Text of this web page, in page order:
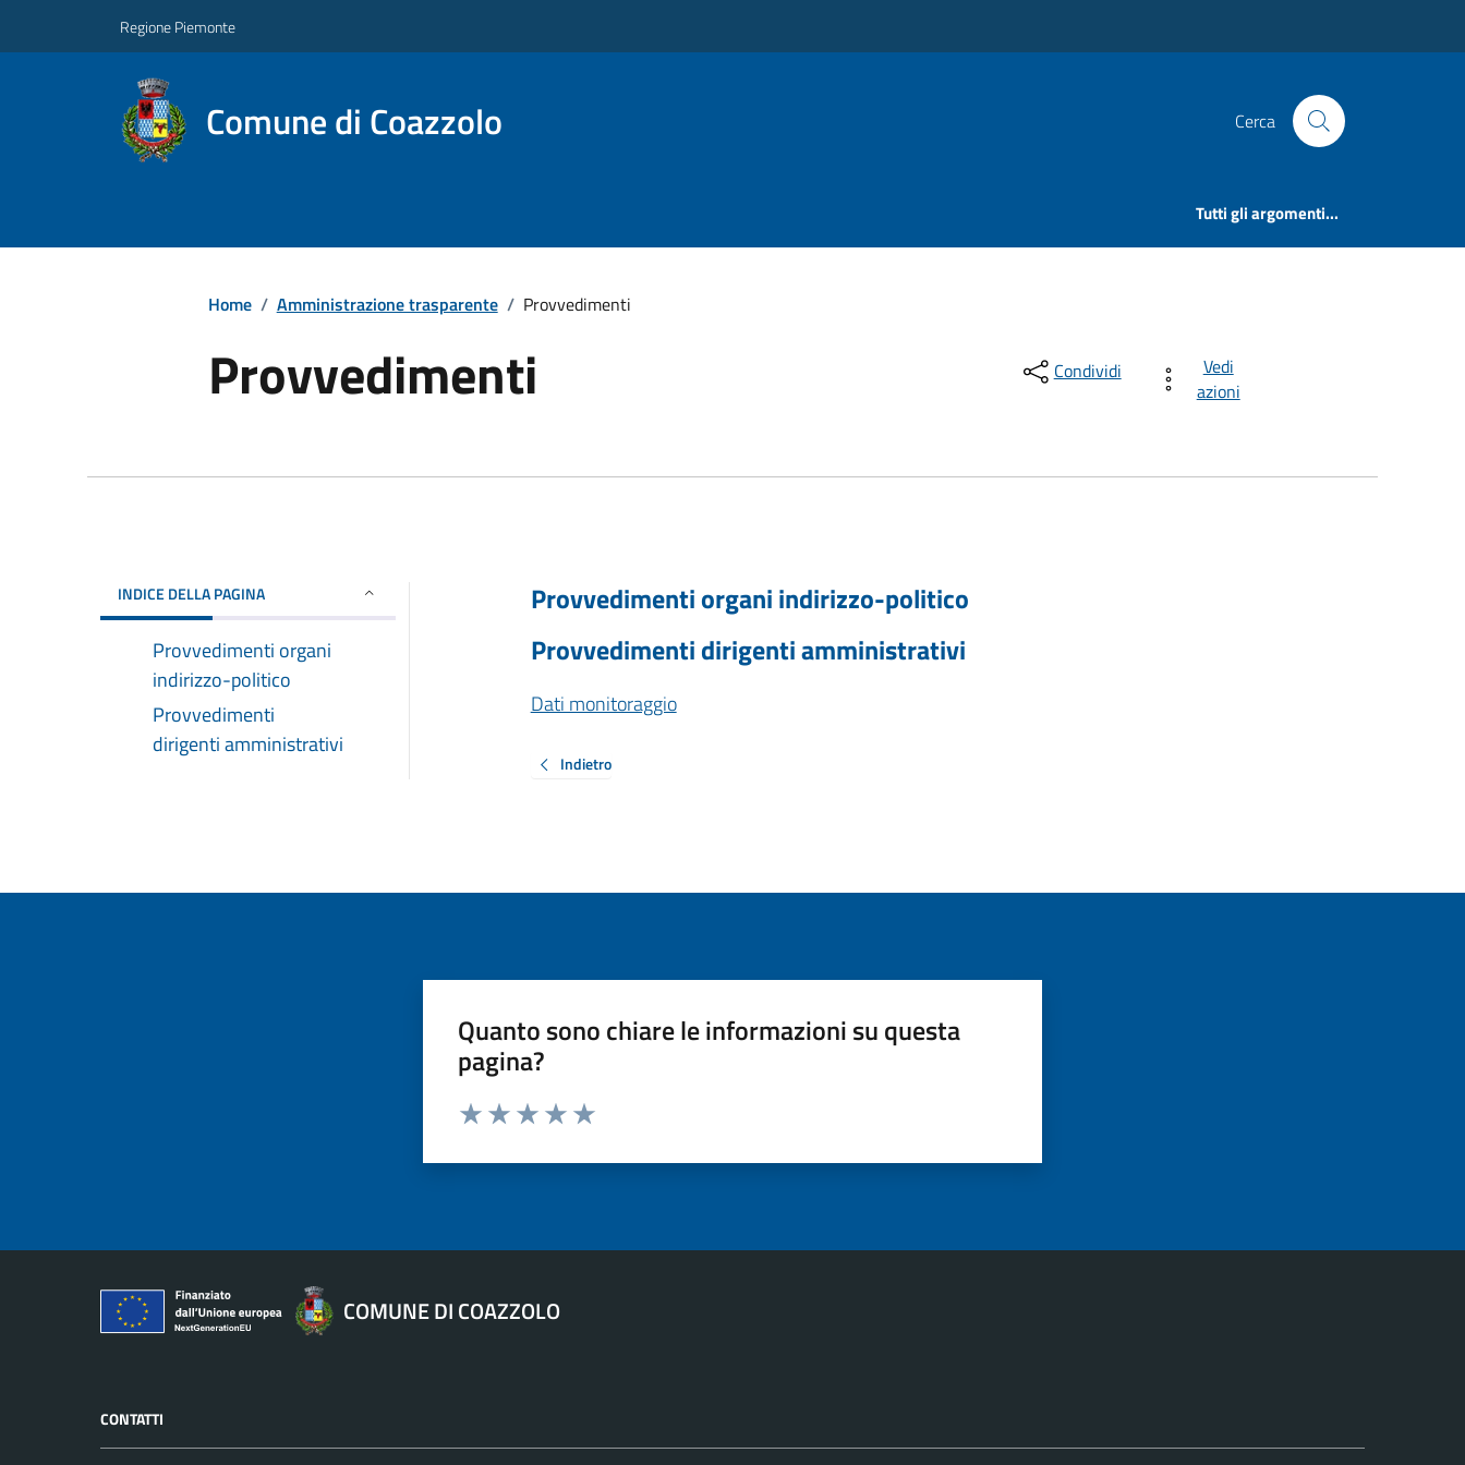
Regione Piemonte
Comune di Coazzolo Cerca
Tutti gli argomenti...
Home / Amministrazione trasparente / Provvedimenti
Provvedimenti Condividi
Vedi
azioni
INDICE DELLA PAGINA
Provvedimenti organi
indirizzo-politico
Provvedimenti
dirigenti amministrativi
Provvedimenti organi indirizzo-politico
Provvedimenti dirigenti amministrativi
Dati monitoraggio
Indietro
Quanto sono chiare le informazioni su questa
pagina?
Valuta da 1 a 5 stelle la pagina
COMUNE DI COAZZOLO
CONTATTI